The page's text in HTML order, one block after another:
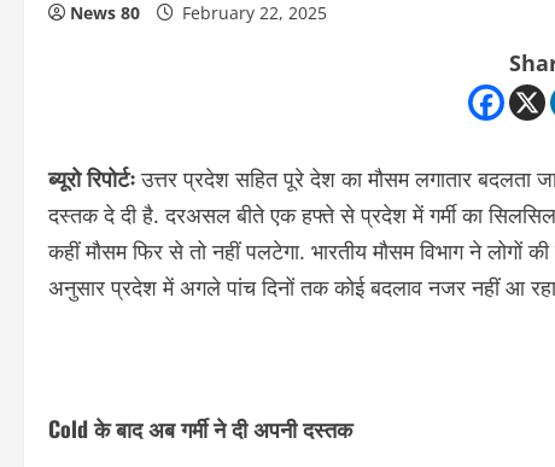
News 80 February 22, 2025
ब्यूरो रिपोर्टःउत्तर प्रदेश सहित पूरे देश का मौसम लगातार बदलता
दस्तक दे दी है. दरअसल बीते एक हफ्ते से प्रदेश में गर्मी का
कहीं मौसम फिर से तो नहीं पलटेगा. भारतीय मौसम विभाग ने
अनुसार प्रदेश में अगले पांच दिनों तक कोई बदलाव नजर नहीं आ
Cold के बाद अब गर्मी ने दी अपनी दस्तक